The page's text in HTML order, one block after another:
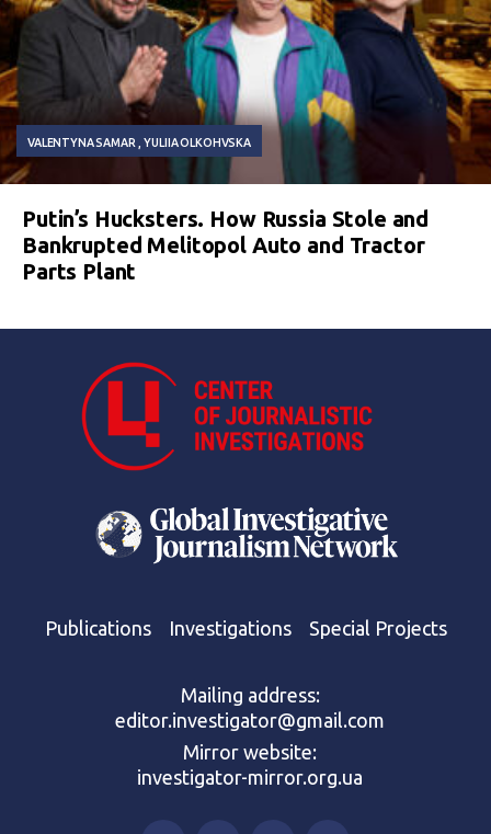
VALENTYNA SAMAR YULIIA OLKOHVSKA
Putin’s Hucksters. How Russia Stole and
Bankrupted Melitopol Auto and Tractor
Parts Plant
Publications Investigations Special Projects
Mailing address:
editor.investigator@gmail.com
Mirror website:
investigator-mirror.org.ua